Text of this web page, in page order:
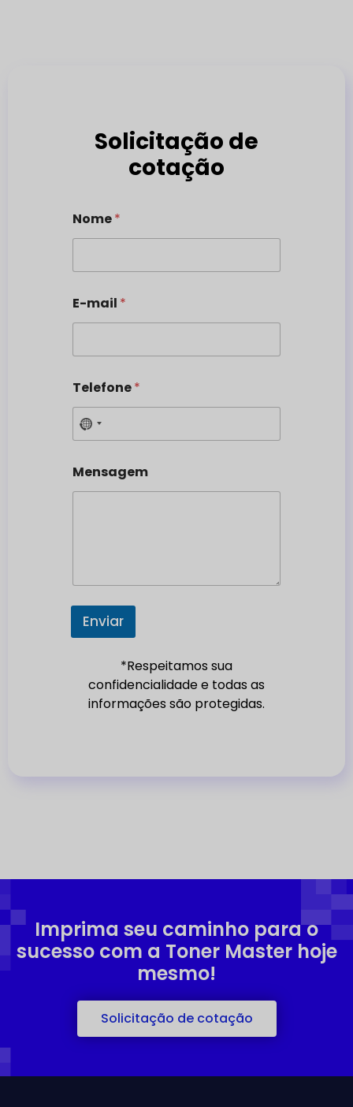
Solicitação de
cotação
Nome*
E-mail *
Telefone*
N
o
o
e
l
t
e
Mensagem
Enviar
*Respeitamos sua
confidencialidade e todas as
informações são protegidas.
Imprima seu caminho para o
sucesso com a Toner Master hoje
mesmo!
Solicitação de cotação